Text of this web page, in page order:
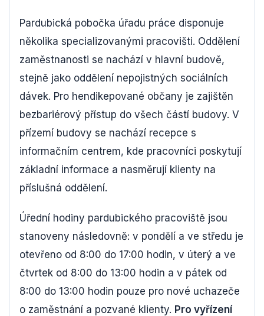
Pardubická pobočka úřadu práce disponuje
několika specializovanými pracovišti. Oddělení
zaměstnanosti se nachází v hlavní budově,
stejně jako oddělení nepojistných sociálních
dávek. Pro hendikepované občany je zajištěn
bezbariérový přístup do všech částí budovy. V
přízemí budovy se nachází recepce s
informačním centrem, kde pracovníci poskytují
základní informace a nasměrují klienty na
příslušná oddělení.
Úřední hodiny pardubického pracoviště jsou
stanoveny následovně: v pondělí a ve středu je
otevřeno od 8:00 do 17:00 hodin, v úterý a ve
čtvrtek od 8:00 do 13:00 hodin a v pátek od
8:00 do 13:00 hodin pouze pro nové uchazeče
o zaměstnání a pozvané klienty. Pro vyřízení